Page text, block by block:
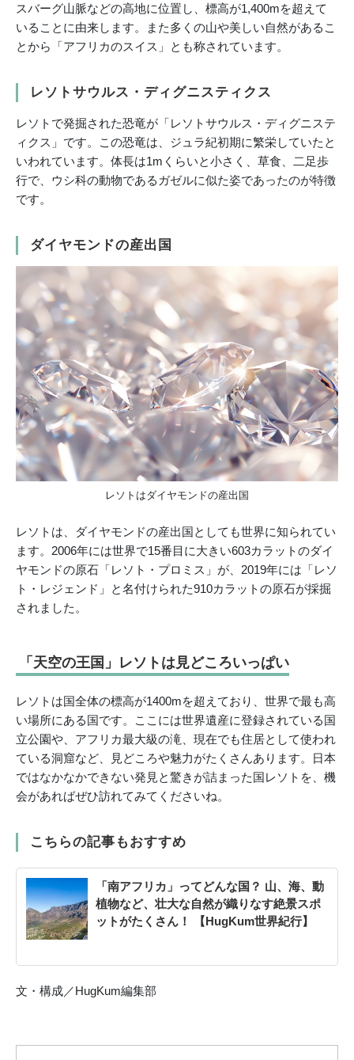
スバーグ山脈などの高地に位置し、標高が1,400mを超えて
いることに由来します。また多くの山や美しい自然があるこ
とから「アフリカのスイス」とも称されています。
レソトサウルス・ディグニスティクス
レソトで発掘された恐竜が「レソトサウルス・ディグニステ
ィクス」です。この恐竜は、ジュラ紀初期に繁栄していたと
いわれています。体長は1mくらいと小さく、草食、二足歩
行で、ウシ科の動物であるガゼルに似た姿であったのが特徴
です。
ダイヤモンドの産出国
レソトはダイヤモンドの産出国
レソトは、ダイヤモンドの産出国としても世界に知られてい
ます。2006年には世界で15番目に大きい603カラットのダイ
ヤモンドの原石「レソト・プロミス」が、2019年には「レソ
ト・レジェンド」と名付けられた910カラットの原石が採掘
されました。
「天空の王国」レソトは見どころいっぱい
レソトは国全体の標高が1400mを超えており、世界で最も高
い場所にある国です。ここには世界遺産に登録されている国
立公園や、アフリカ最大級の滝、現在でも住居として使われ
ている洞窟など、見どころや魅力がたくさんあります。日本
ではなかなかできない発見と驚きが詰まった国レソトを、機
会があればぜひ訪れてみてくださいね。
こちらの記事もおすすめ
「南アフリカ」ってどんな国？ 山、海、動
植物など、壮大な自然が織りなす絶景スポ
ットがたくさん！ 【HugKum世界紀行】
文・構成／HugKum編集部